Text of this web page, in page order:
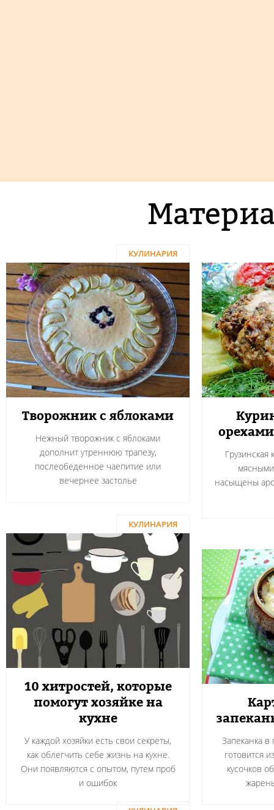
КУЛИНАРИЯ
Творожник с яблоками
Нежный творожник с яблоками
дополнит утреннюю трапезу,
послеобеденное чаепитие или
вечернее застолье
Грузинская
насыщены
КУЛИНАРИЯ
10 хитростей, которые
помогут хозяйке на
кухне
У каждой хозяйки есть свои секреты,
как облегчить себе жизнь на кухне.
Они появляются с опытом, путем проб
и ошибок
Запеканка
готовится
кусочков